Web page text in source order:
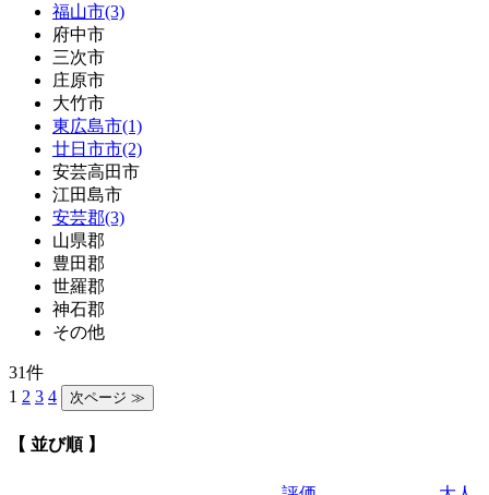
福山市(3)
府中市
三次市
庄原市
大竹市
東広島市(1)
廿日市市(2)
安芸高田市
江田島市
安芸郡(3)
山県郡
豊田郡
世羅郡
神石郡
その他
31件
1 2 3 4
【 並び順 】